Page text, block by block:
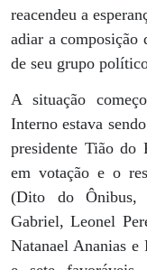
reacendeu a
adiar a composição
de seu grupo
A situação
Interno estava
presidente Tião do
em votação e o
(Dito do Ônibus,
Gabriel, Leonel
Natanael Ananias